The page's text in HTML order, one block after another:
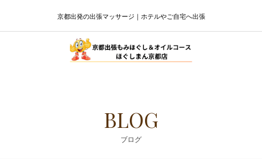
京都出発の出張マッサージ｜ホテルやご自宅へ出張
BLOG
ブログ